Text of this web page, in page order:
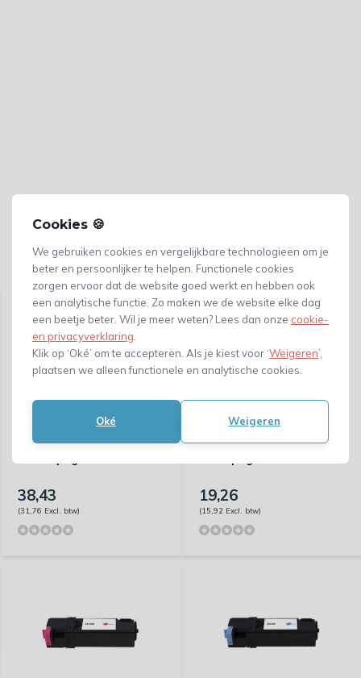
Cookies 🍪
We gebruiken cookies en vergelijkbare technologieën om je
beter en persoonlijker te helpen. Functionele cookies
zorgen ervoor dat de website goed werkt en hebben ook
een analytische functie. Zo maken we de website elke dag
een beetje beter. Wil je meer weten? Lees dan onze cookie-
en privacyverklaring
Klik op ‘Oké’ om te accepteren. Als je kiest voor ‘Weigeren’,
plaatsen we alleen functionele en analytische cookies.
Oké Weigeren
Gerelateerde producten
101R00474 - Capaciteit:
38,43
(31,76 Excl. btw)
106R01480 - Capaciteit:
19,26
(15,92 Excl. btw)